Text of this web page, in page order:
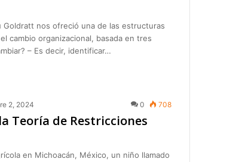
Goldratt nos ofreció una de las estructuras
cambio organizacional, basada en tres
– Es decir, identificar…
2, 2024 0 708
Teoría de Restricciones
en Michoacán, México, un niño llamado